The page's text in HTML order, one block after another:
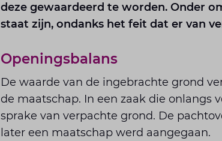
deze gewaardeerd te worden. Onder
staat zijn, ondanks het feit dat er van
Openingsbalans
De waarde van de ingebrachte grond
de maatschap. In een zaak die onlangs
sprake van verpachte grond. De
later een maatschap werd aangegaan.